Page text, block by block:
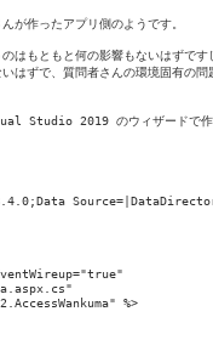
が作ったアプリ側のようです。
はもともと何の影響もないはずです
はずで、質問者さんの環境固有の問
Studio 2019 のウィザードで作
%>